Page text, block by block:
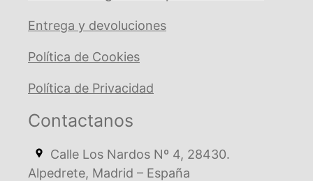
Entrega y devoluciones
Política de Cookies
Política de Privacidad
Contactanos
Calle Los Nardos Nº 4, 28430.
Alpedrete, Madrid – España